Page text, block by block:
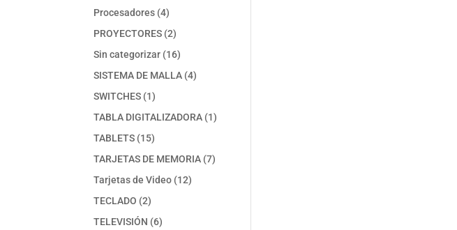
Procesadores 44
productos
PROYECTORES 22
productos
Sin categorizar 1616
productos
SISTEMA DE MALLA 44
SWITCHES 11
producto
TABLA DIGITALIZADORA 11
TABLETS 1515
productos
TARJETAS DE MEMORIA 77
Tarjetas de Video 1212
TECLADO 22
productos
TELEVISIÓN 66